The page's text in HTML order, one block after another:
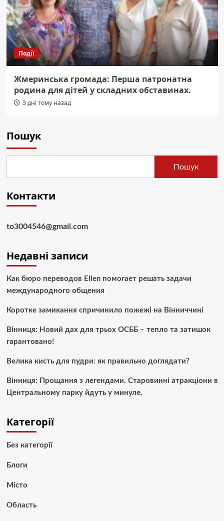
Події
Жмеринська громада: Перша патронатна
родина для дітей у складних обставинах.
3 дні тому назад
Пошук
Пошук
Контакти
to3004546@gmail.com
Недавні записи
Как бюро переводов Ellen помогает решать задачи
международного общения
Коротке замикання спричинило пожежі на Вінниччині
Вінниця: Новий дах для трьох ОСББ – тепло та затишок
гарантовано!
Велика кисть для пудри: як правильно доглядати?
Вінниця: Прощання з легендами. Старовинні атракціони в
Центральному парку йдуть у минуле.
Категорії
Без категорії
Блоги
Місто
Область